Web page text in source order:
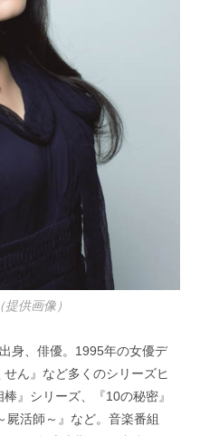
供画像）
身、俳優。1995年の女優デ
ん』など多くのシリーズヒ
』シリーズ、『10の秘密』
屍活師～』など。音楽番組